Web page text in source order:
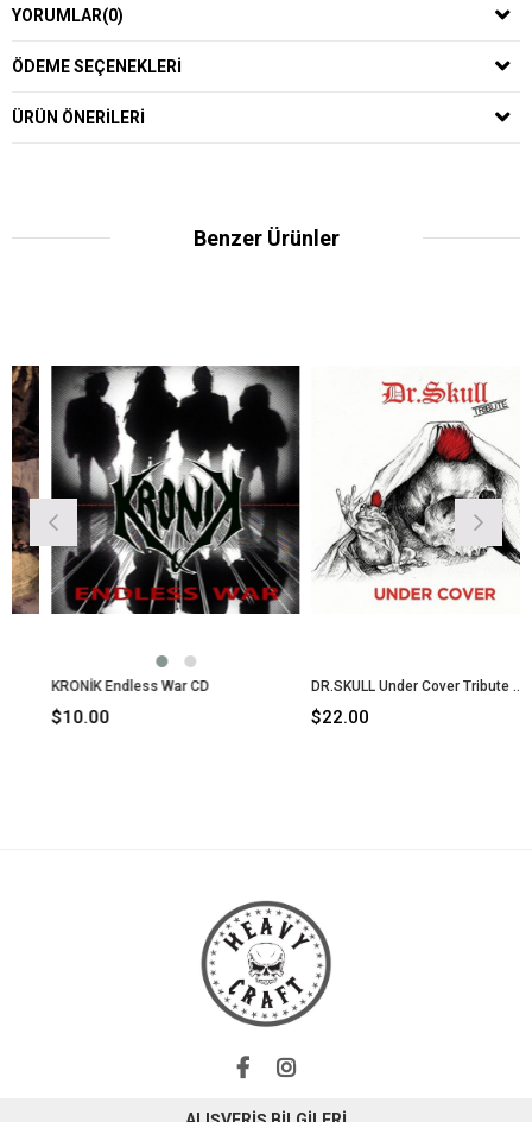
YORUMLAR(0)
ÖDEME SEÇENEKLERI
ÜRÜN ÖNERILERI
Benzer Ürünler
KRONİK Endless War CD
$10.00
DR.SKULL Under Cover Tribute CD
$22.00